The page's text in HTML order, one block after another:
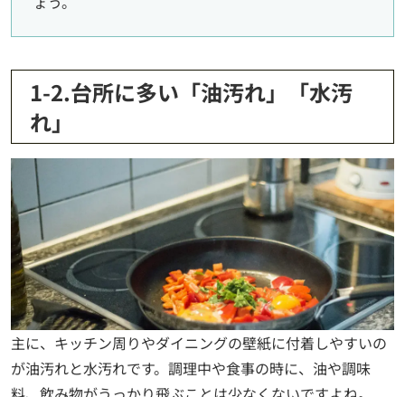
1-2.台所に多い「油汚れ」「水汚
れ」
主に、キッチン周りやダイニングの壁紙に付着しやすいの
が油汚れと水汚れです。調理中や食事の時に、油や調味